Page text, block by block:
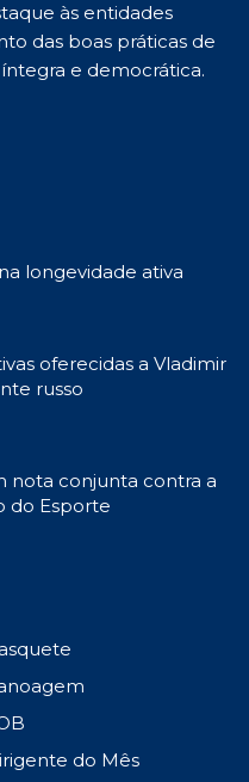
às entidades
das boas práticas de
e democrática.
longevidade ativa
oferecidas a Vladimir
russo
nota conjunta contra a
do Esporte
do Mês